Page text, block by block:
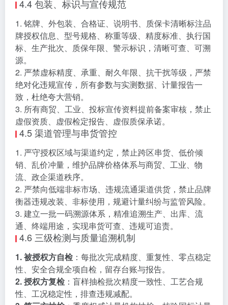
4.4 包装、标识与宣传规范
1. 铭牌、外包装、合格证、说明书、质保卡清晰标注品
牌授权信息、型号规格、称重等级、精度标准、执行国
标、生产批次、质保年限、警示标识，清晰可查、可溯
源。
2. 严禁虚标精度、承重、耐久年限、抗干扰等级，严禁
绝对化违规宣传，所有参数与实测数据、计量报告一
致，杜绝夸大营销。
3. 所有商贸、工业、投标宣传资料提前备案审核，禁止
虚假资质、虚假检定报告、虚假质保承诺。
4.5 渠道管理与串货管控
1. 严守授权区域与渠道约定，禁止跨区串货、低价倾
销、乱价冲量，维护品牌价格体系与商贸、工业、物
流、政企渠道秩序。
2. 严禁向低端非标市场、违规流通渠道供货，禁止品牌
衡器违规改装、非标使用，规避计量纠纷与监管风险。
3. 建立一批一码溯源体系，精准追溯生产、出库、流
通、终端用途，实现串货可查、违规可追责。
4.6 三级检测与质量追溯机制
1. 被授权方自检：每批次完成精度、重复性、零点稳定
性、安全合规全项自检，留存台账与报告。
2. 授权方复检：盲样抽检批次精度一致性、工艺合规
性、工况稳定性，排查违规减配。